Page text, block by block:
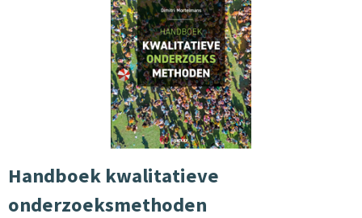
Handboek kwalitatieve
onderzoeksmethoden